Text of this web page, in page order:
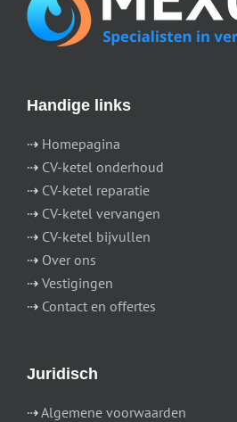
Handige links
⇢ Homepagina
⇢ CV-ketel onderhoud
⇢ CV-ketel reparatie
⇢ CV-ketel vervangen
⇢ CV-ketel bijvullen
⇢ Over ons
⇢ Vestigingen
⇢ Contact en offertes
Juridisch
⇢Algemene voorwaarden